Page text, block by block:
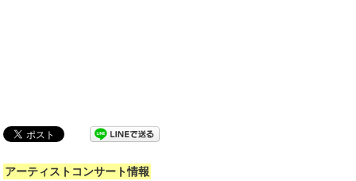
アーティストコンサート情報